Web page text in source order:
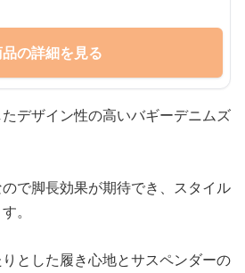
の詳細を見る
デザイン性の高いバギーデニムズ
で脚長効果が期待でき、スタイル
。
とした履き心地とサスペンダーの